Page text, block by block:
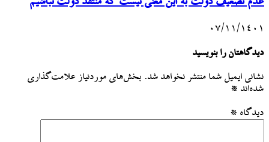
۰۷/۱۱/۱۴۰۱
دیدگاهتان را بنویسید
نشانی ایمیل شما منتشر نخواهد شد. بخش‌های موردنیاز علامت‌گذاری
شده‌اند *
دیدگاه *